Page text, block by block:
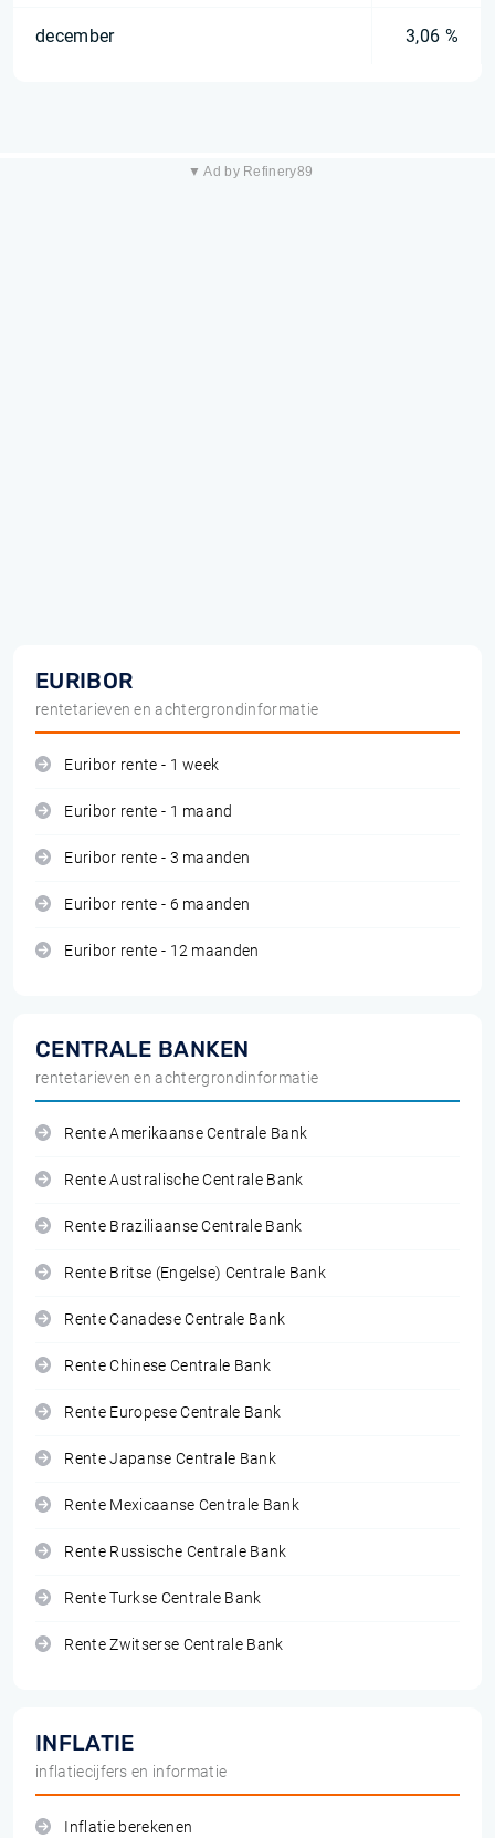
december 3,06 %
▼ Ad by Refinery89
EURIBOR
rentetarieven en achtergrondinformatie
Euribor rente - 1 week
Euribor rente - 1 maand
Euribor rente - 3 maanden
Euribor rente - 6 maanden
Euribor rente - 12 maanden
CENTRALE BANKEN
rentetarieven en achtergrondinformatie
Rente Amerikaanse Centrale Bank
Rente Australische Centrale Bank
Rente Braziliaanse Centrale Bank
Rente Britse (Engelse) Centrale Bank
Rente Canadese Centrale Bank
Rente Chinese Centrale Bank
Rente Europese Centrale Bank
Rente Japanse Centrale Bank
Rente Mexicaanse Centrale Bank
Rente Russische Centrale Bank
Rente Turkse Centrale Bank
Rente Zwitserse Centrale Bank
INFLATIE
inflatiecijfers en informatie
Inflatie berekenen